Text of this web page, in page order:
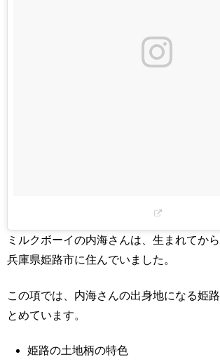
ミルクボーイの内海さんは、生まれてから
兵庫県姫路市に住んでいました。
この項では、内海さんの出身地になる姫
とめています。
姫路の土地柄の特色